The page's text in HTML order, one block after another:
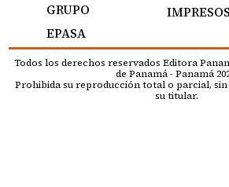
GRUPO
EPASA
IMPRESOS
Todos los derechos reservados Editora
de Panamá - Panamá
Prohibida su reproducción total o parcial,
su titular.